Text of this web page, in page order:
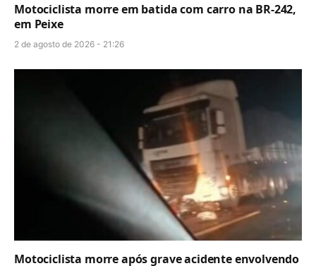
Motociclista morre em batida com carro na BR-242,
em Peixe
2 de agosto de 2026 - 21:26
Motociclista morre após grave acidente envolvendo